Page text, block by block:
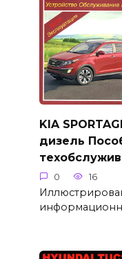
KIA
дизель
0 16